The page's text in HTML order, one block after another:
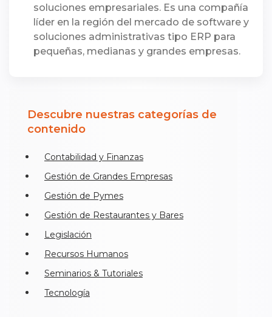
soluciones empresariales. Es una compañía
líder en la región del mercado de software y
soluciones administrativas tipo ERP para
pequeñas, medianas y grandes empresas.
Descubre nuestras categorías de
contenido
Contabilidad y Finanzas
Gestión de Grandes Empresas
Gestión de Pymes
Gestión de Restaurantes y Bares
Legislación
Recursos Humanos
Seminarios & Tutoriales
Tecnología